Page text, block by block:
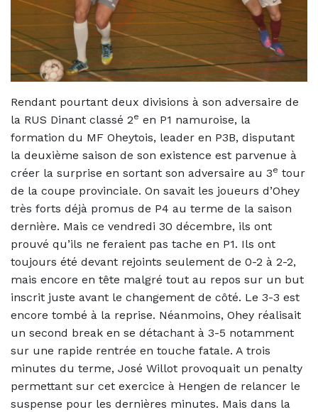
Rendant pourtant deux divisions à son adversaire de
la RUS Dinant classé 2e en P1 namuroise, la
formation du MF Oheytois, leader en P3B, disputant
la deuxième saison de son existence est parvenue à
créer la surprise en sortant son adversaire au 3e tour
de la coupe provinciale. On savait les joueurs d’Ohey
très forts déjà promus de P4 au terme de la saison
dernière. Mais ce vendredi 30 décembre, ils ont
prouvé qu’ils ne feraient pas tache en P1. Ils ont
toujours été devant rejoints seulement de 0-2 à 2-2,
mais encore en tête malgré tout au repos sur un but
inscrit juste avant le changement de côté. Le 3-3 est
encore tombé à la reprise. Néanmoins, Ohey réalisait
un second break en se détachant à 3-5 notamment
sur une rapide rentrée en touche fatale. A trois
minutes du terme, José Willot provoquait un penalty
permettant sur cet exercice à Hengen de relancer le
suspense pour les dernières minutes. Mais dans la